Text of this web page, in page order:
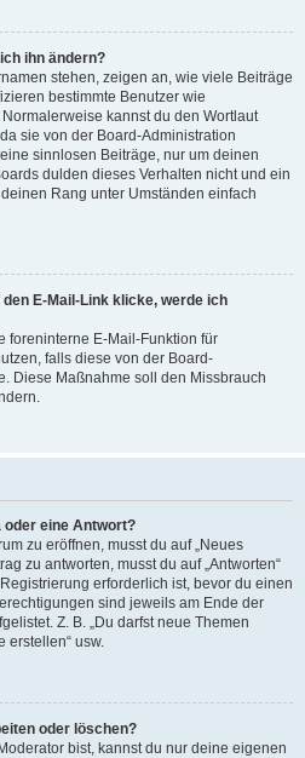
ihn ändern?
stehen, zeigen an, wie viele Beiträge
bestimmte Benutzer wie
kannst du den Wortlaut
sie von der Board-Administration
sinnlosen Beiträge, nur um deinen
dulden dieses Verhalten nicht und ein
Rang unter Umständen einfach
E-Mail-Link klicke, werde ich
foreninterne E-Mail-Funktion für
falls diese von der Board-
Diese Maßnahme soll den Missbrauch
oder eine Antwort?
zu eröffnen, musst du auf „Neues
zu antworten, musst du auf „Antworten“
erforderlich ist, bevor du einen
sind jeweils am Ende der
Z. B. „Du darfst neue Themen
erstellen“ usw.
oder löschen?
bist, kannst du nur deine eigenen